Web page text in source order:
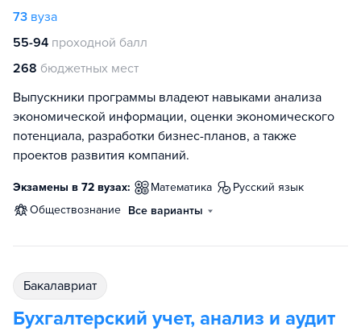
73 вуза
55-94 проходной балл
268 бюджетных мест
Выпускники программы владеют навыками анализа
экономической информации, оценки экономического
потенциала, разработки бизнес-планов, а также
проектов развития компаний.
Экзамены в 72 вузах: математика
русский язык
обществознание Все варианты
бакалавриат
Бухгалтерский учет, анализ и аудит